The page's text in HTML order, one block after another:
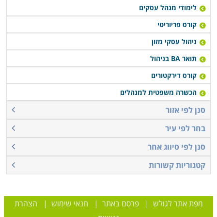
לימודי מנהל עסקים
קורס פריוריטי
ניהול עסקי מזון
תואר BA בניהול
קורס דירקטורים
הכשרה משפטית למנהלים
סנן לפי אזור
בחר לפי עיר
סנן לפי סיווג אחר
קטגוריות קשורות
מפת אתר לגולש |פרסם באתר | תנאי שימוש | הצהרת